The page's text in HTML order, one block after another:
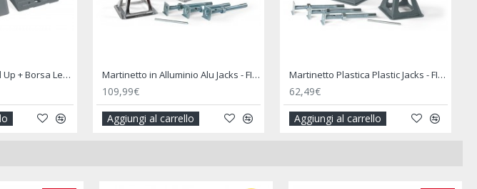
Cunei FIAMMA Level Up + Borsa Level Bag – Cunei di Livellamento per Camper Martinetto in Alluminio Alu Jacks - FIAMMA
109,99€
Aggiungi al carrello
Martinetto Plastica Plastic Jacks - FIAMMA
62,49€
Aggiungi al carrello